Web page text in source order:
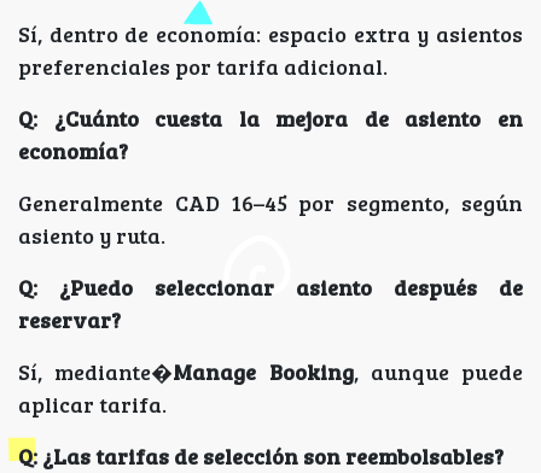
Sí, dentro de economía: espacio extra y asientos
preferenciales por tarifa adicional.
Q: ¿Cuánto cuesta la mejora de asiento en
economía?
Generalmente CAD 16–45 por segmento, según
asiento y ruta.
Q: ¿Puedo seleccionar asiento después de
reservar?
Sí, mediante�Manage Booking, aunque puede
aplicar tarifa.
Q: ¿Las tarifas de selección son reembolsables?